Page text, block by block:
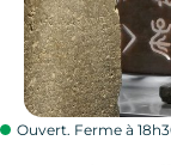
Ouvert. Ferme à